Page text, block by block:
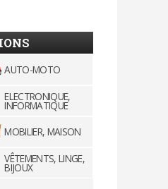
AUTO-MOTO
ELECTRONIQUE,
INFORMATIQUE
MOBILIER, MAISON
VÊTEMENTS, LINGE,
BIJOUX